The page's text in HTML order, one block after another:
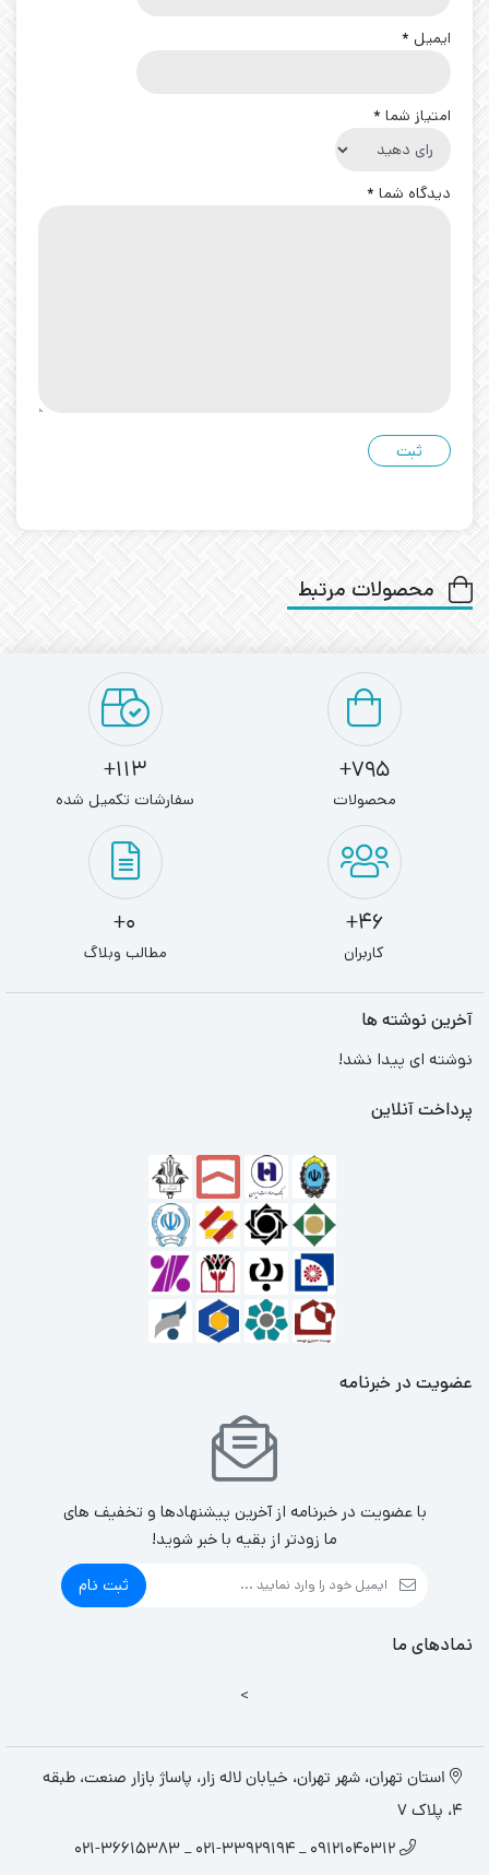
ایمیل *
امتیاز شما *
دیدگاه شما *
محصولات مرتبط
795+
محصولات
113+
سفارشات تکمیل شده
46+
کاربران
0+
مطالب وبلاگ
آخرین نوشته ها
نوشته ای پیدا نشد!
پرداخت آنلاین
عضویت در خبرنامه
با عضویت در خبرنامه از آخرین پیشنهادها و تخفیف های
ما زودتر از بقیه با خبر شوید!
ثبت نام
نمادهای ما
>
استان تهران، شهر تهران، خیابان لاله زار، پاساژ بازار صنعت، طبقه
4، پلاک 7
09121040312 _ 021-33929194 _ 021-36615383